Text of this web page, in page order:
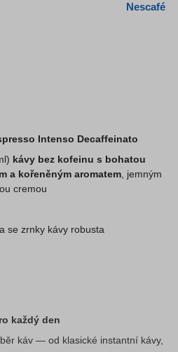
Nescafé
Intenso Decaffeinato
kávy bez kofeinu s bohatou
a kořeněným aromatem , jemným
cremou
se zrnky kávy robusta
každý den
káv — od klasické instantní kávy,